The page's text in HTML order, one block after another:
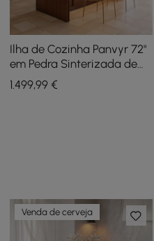
Ilha de Cozinha Panvyr 72"
em Pedra Sinterizada de
Travertino Falso com
Armazenamento e Luz LED
1.499,99 €
Venda de cerveja